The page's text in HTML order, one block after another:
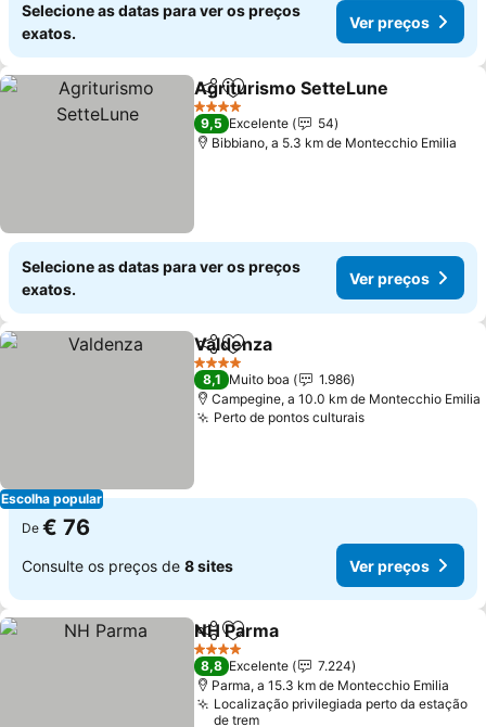
Selecione as datas para ver os preços
exatos.
Ver preços
PartilharAdicionar aos favoritos
Agriturismo SetteLune
4 Estrelas
9,5 Excelente
54
Bibbiano, a 5.3 km de Montecchio Emilia
Selecione as datas para ver os preços
exatos.
Ver preços
Escolha popular
PartilharAdicionar aos favoritos
Valdenza
4 Estrelas
8,1 Muito boa
1.986
Campegine, a 10.0 km de Montecchio Emilia
Perto de pontos culturais
De € 76
Consulte os preços de 8 sites Ver preços
PartilharAdicionar aos favoritos
NH Parma
4 Estrelas
8,8 Excelente
7.224
Parma, a 15.3 km de Montecchio Emilia
Localização privilegiada perto da estação
de trem